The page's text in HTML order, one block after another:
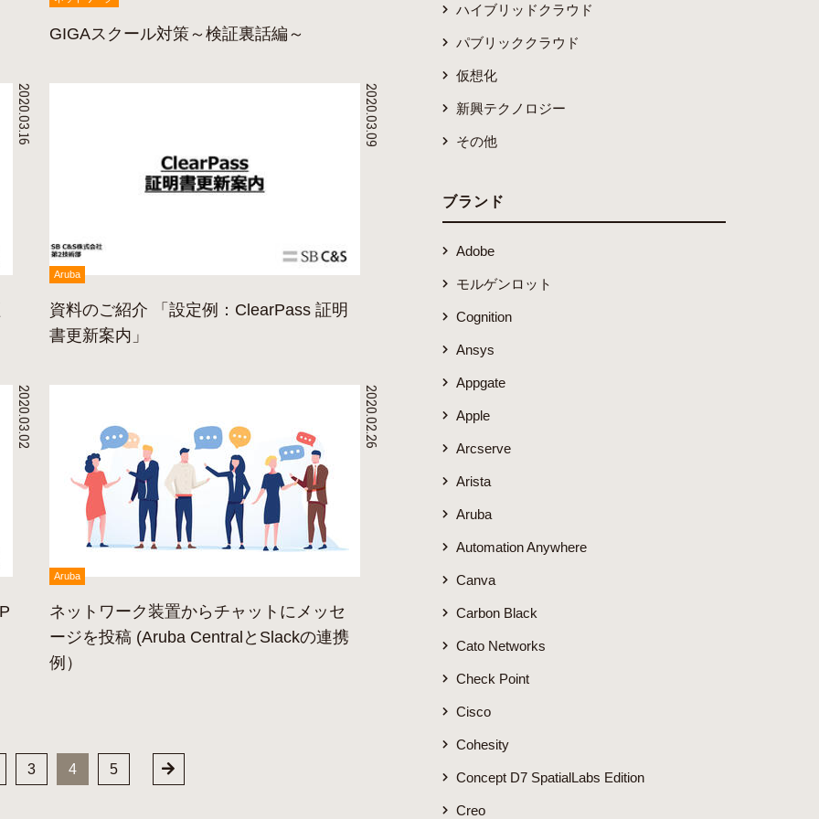
GIGAスクール対策～検証裏話編～
2020.03.16 2020.03.09
Aruba
資料のご紹介 「設定例：ClearPass 証明
書更新案内」
2020.03.02 2020.02.26
Aruba
ネットワーク装置からチャットにメッセ
ージを投稿 (Aruba CentralとSlackの連携
例）
3 4 5
ハイブリッドクラウド
パブリッククラウド
仮想化
新興テクノロジー
その他
ブランド
Adobe
モルゲンロット
Cognition
Ansys
Appgate
Apple
Arcserve
Arista
Aruba
Automation Anywhere
Canva
Carbon Black
Cato Networks
Check Point
Cisco
Cohesity
Concept D7 SpatialLabs Edition
Creo